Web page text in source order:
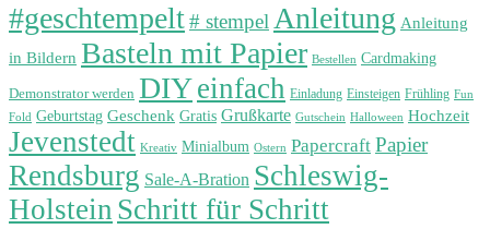
#geschtempelt# stempel Anleitung Anleitung
in Bildern Basteln mit Papier Bestellen Cardmaking
Demonstrator werden DIYeinfach Einladung Einsteigen Frühling Fun
Fold Geburtstag Geschenk Gratis Grußkarte Gutschein Halloween Hochzeit
Jevenstedt Kreativ Minialbum Ostern Papercraft Papier
Rendsburg Sale-A-Bration Schleswig-
Holstein Schritt für Schritt